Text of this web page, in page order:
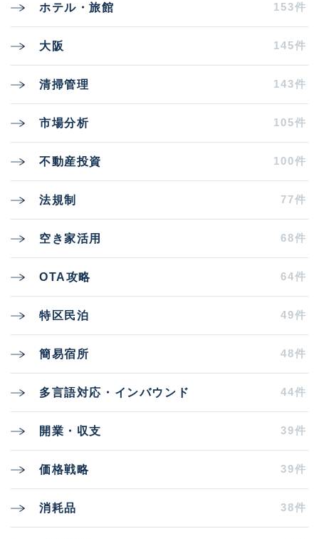
ホテル・旅館 153件
大阪 145件
清掃管理 143件
市場分析 105件
不動産投資 100件
法規制 77件
空き家活用 68件
OTA攻略 64件
特区民泊 49件
簡易宿所 48件
多言語対応・インバウンド 44件
開業・収支 39件
価格戦略 39件
消耗品 38件